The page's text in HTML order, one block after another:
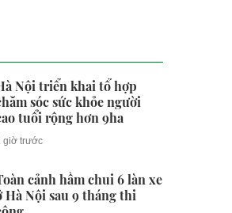
Nội triển khai tổ hợp
sóc sức khỏe người
tuổi rộng hơn 9ha
giờ trước
cảnh hầm chui 6 làn xe
Hà Nội sau 9 tháng thi